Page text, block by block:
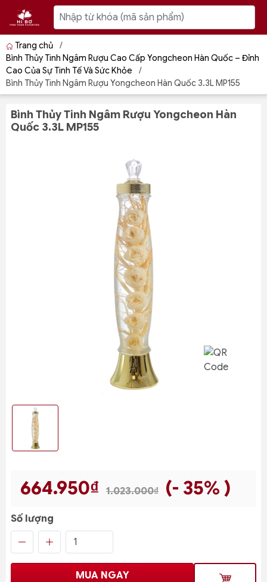
Trang chủ
/
Bình Thủy Tinh Ngâm Rượu Cao Cấp Yongcheon Hàn Quốc – Đỉnh
Cao Của Sự Tinh Tế Và Sức Khỏe
/
Bình Thủy Tinh Ngâm Rượu Yongcheon Hàn Quốc 3.3L MP155
Bình Thủy Tinh Ngâm Rượu Yongcheon Hàn
Quốc 3.3L MP155
664.950₫ 1.023.000₫ (- 35% )
Số lượng
MUA NGAY